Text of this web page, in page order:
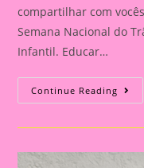
compartilhar com
Semana Nacional do
Infantil. Educar…
Continue Reading Carro